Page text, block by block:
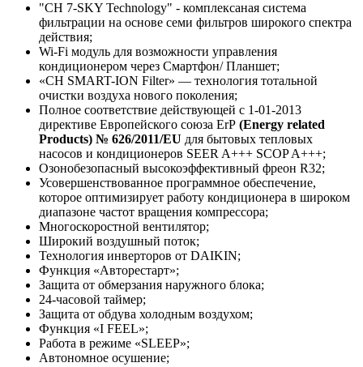
"CH 7-SKY Technology" - комплексаная система
фильтрации на основе семи фильтров широкого спектра
действия;
Wi-Fi модуль для возможности управления
кондиционером через Смартфон/ Планшет;
«CH SMART-ION Filter» — технология тотальной
очистки воздуха нового поколения;
Полное соответствие действующей c 1-01-2013
директиве Европейского союза ErP (Energy related
Products) № 626/2011/EU для бытовых тепловых
насосов и кондиционеров SEER A+++ SCOP A+++;
Озонобезопасный высокоэффективный фреон R32;
Усовершенствованное программное обеспечение,
которое оптимизирует работу кондиционера в широком
диапазоне частот вращения компрессора;
Многоскоростной вентилятор;
Широкий воздушный поток;
Технология инверторов от DAIKIN;
Функция «Авторестарт»;
Защита oт обмерзания наружного блока;
24-часовой таймер;
Защита от обдува холодным воздухом;
Функция «I FEEL»;
Работа в режиме «SLEEP»;
Автономное осушение;